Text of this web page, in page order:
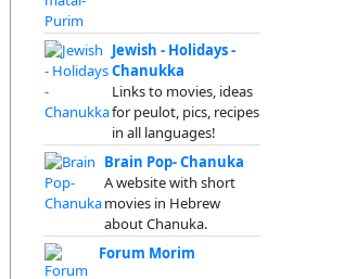
Jewish - Holidays -
Chanukka
Links to movies, ideas
for peulot, pics, recipes
in all languages!
Brain Pop- Chanuka
A website with short
movies in Hebrew
about Chanuka.
Forum Morim